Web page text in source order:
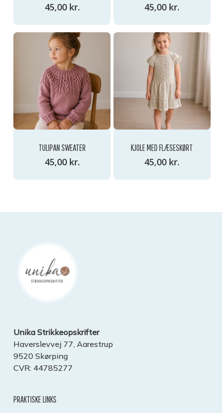
45,00 kr. 45,00 kr.
TULIPAN SWEATER
45,00 kr.
KJOLE MED FLÆSESKØRT
45,00 kr.
Unika Strikkeopskrifter
Haverslevvej 77, Aarestrup
9520 Skørping
CVR: 44785277
PRAKTISKE LINKS